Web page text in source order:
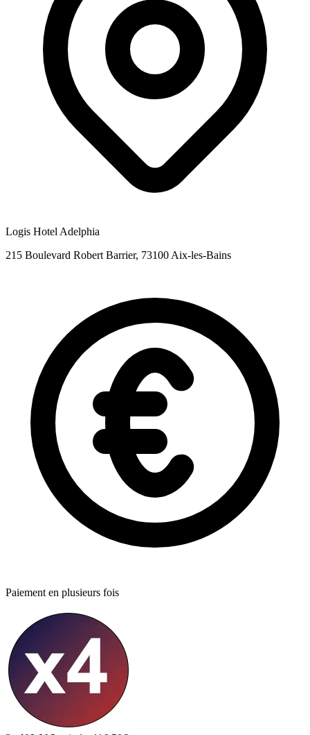
Logis Hotel Adelphia
215 Boulevard Robert Barrier, 73100 Aix-les-Bains
Paiement en plusieurs fois